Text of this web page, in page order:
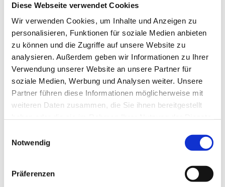
Diese Webseite verwendet Cookies
Wir verwenden Cookies, um Inhalte und Anzeigen zu
personalisieren, Funktionen für soziale Medien anbieten
zu können und die Zugriffe auf unsere Website zu
analysieren. Außerdem geben wir Informationen zu Ihrer
Verwendung unserer Website an unsere Partner für
soziale Medien, Werbung und Analysen weiter. Unsere
Partner führen diese Informationen möglicherweise mit
weiteren Daten zusammen, die Sie ihnen bereitgestellt
Notwendig
Präferenzen
Das „Planerjahrbuch“ gilt als DAS renommierte
Nachschlagewerk für Bauherrinnen, Bauträgerinnen,
Errichterinnen aus Kommunen und Genossenschaften
sowie für Investorinnen, die auf der Suche nach
kompetenten und innovativen Planungsbüros sind.
Nutzen Sie die einmalige Gelegenheit, Ihre Expertise einem
relevanten Fachpublikum zu präsentieren und Ihre Marke
als verlässliche Partnerin in der Technischen
Gebäudeausrüstung zu stärken.
Der Wettbewerb rückt Ihre Leistungen ins Rampenlicht –
und bringt Sie genau dorthin, wo Innovation und Qualität
Zu allen Infos.
Ihre Einreichung senden Sie bei Interesse bitte bis 15.